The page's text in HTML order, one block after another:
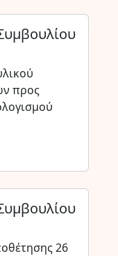
προς
26